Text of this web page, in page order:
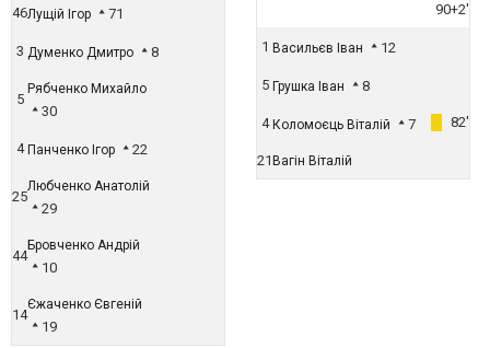
46Лущій Ігор 71
3 Думенко Дмитро 8
5
Рябченко Михайло
30
4 Панченко Ігор 22
25
Любченко Анатолій
29
44
Бровченко Андрій
10
14
Єжаченко Євгеній
19
90+2'
1 Васильєв Іван 12
5 Грушка Іван 8
4 Коломоєць Віталій 7 82'
21 Вагін Віталій